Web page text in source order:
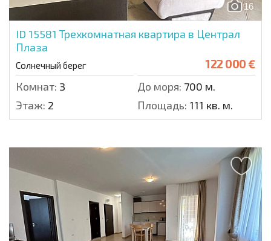
16
ID 15581 Трехкомнатная квартира в Централ
Плаза
Солнечный берег 122 000 €
Комнат: 3 До моря: 700 м.
Этаж: 2 Площадь: 111 кв. м.